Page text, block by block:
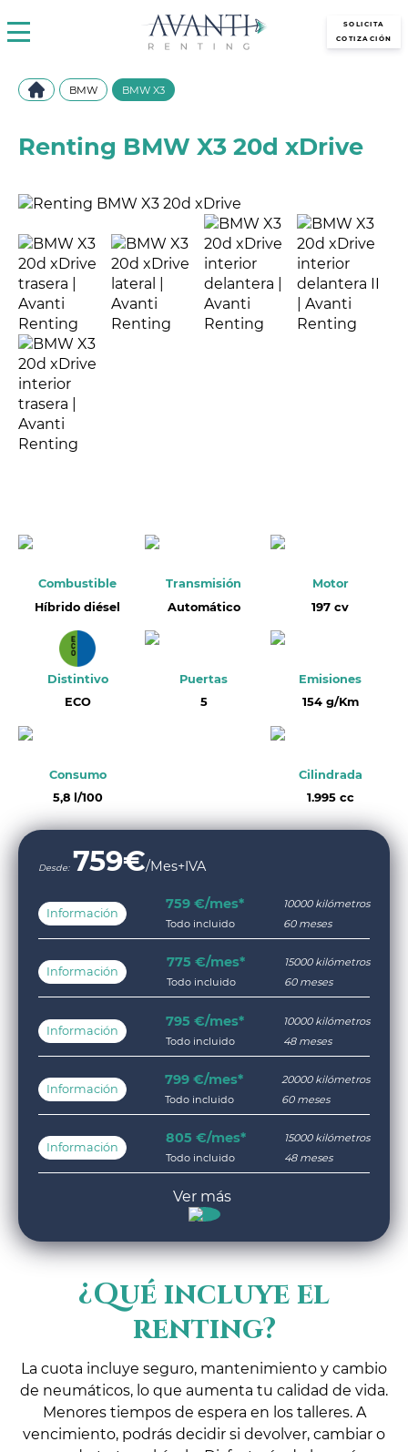
SOLICITA
COTIZACIÓN
BMW BMW X3
Renting BMW X3 20d xDrive
Combustible
Híbrido diésel
Transmisión
Automático
Motor
197 cv
Distintivo
ECO
Puertas
5
Emisiones
154 g/Km
Consumo
5,8 l/100
Cilindrada
1.995 cc
Desde: 759€/Mes+IVA
Información
759 €/mes*
Todo incluido
10000 kilómetros
60 meses
Información
775 €/mes*
Todo incluido
15000 kilómetros
60 meses
Información
795 €/mes*
Todo incluido
10000 kilómetros
48 meses
Información
799 €/mes*
Todo incluido
20000 kilómetros
60 meses
Información
805 €/mes*
Todo incluido
15000 kilómetros
48 meses
¿Qué incluye el
renting?
La cuota incluye seguro, mantenimiento y cambio
de neumáticos, lo que aumenta tu calidad de vida.
Menores tiempos de espera en los talleres. A
vencimiento, podrás decidir si devolver, cambiar o